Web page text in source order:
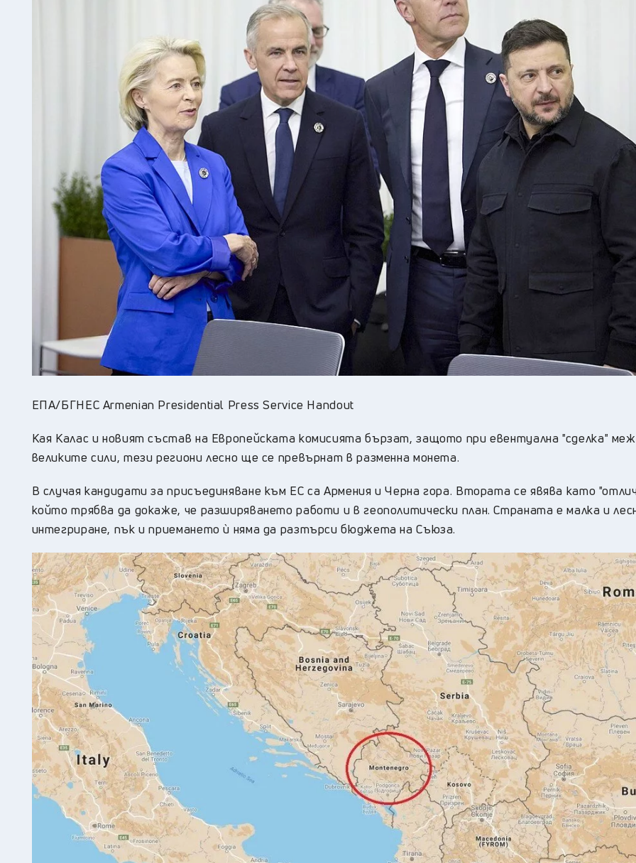
ЕПА/БГНЕС Armenian Presidential Press Service Handout
Кая Калас и новият състав на Европейската комисията бързат, защото при евентуална "сделка"
великите сили, тези региони лесно ще се превърнат в разменна монета.
В случая кандидати за присъединяване към ЕС са Армения и Черна гора. Втората се явява като
който трябва да докаже, че разширяването работи и в геополитически план. Страната е малка и
интегриране, пък и приемането ѝ няма да разтърси бюджета на Съюза.